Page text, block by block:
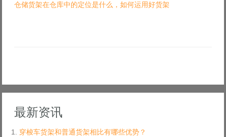
仓储货架在仓库中的定位是什么，如何运用好货架
最新资讯
穿梭车货架和普通货架相比有哪些优势？